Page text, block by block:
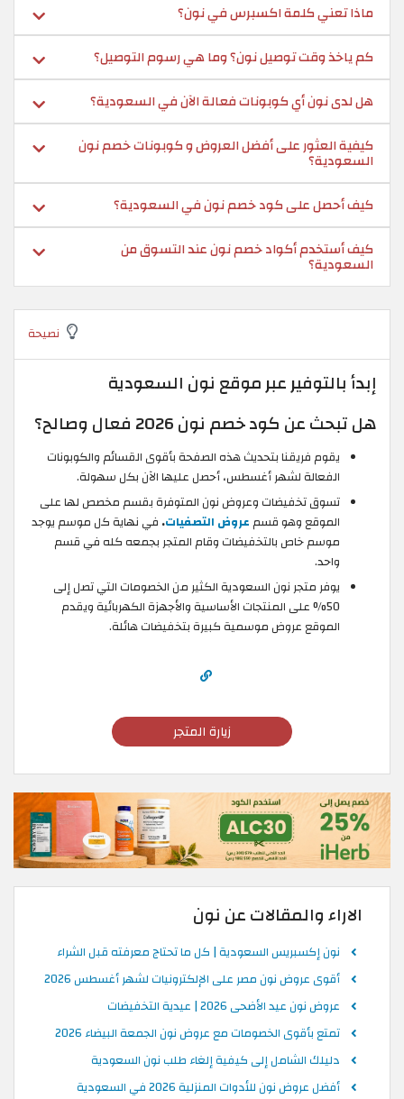
ماذا تعني كلمة اكسبرس في نون؟
كم ياخذ وقت توصيل نون؟ وما هي رسوم التوصيل؟
هل لدى نون أي كوبونات فعالة الآن في السعودية؟
كيفية العثور على أفضل العروض و كوبونات خصم نون
السعودية؟
كيف أحصل على كود خصم نون في السعودية؟
كيف أستخدم أكواد خصم نون عند التسوق من
السعودية؟
نصيحة
إبدأ بالتوفير عبر موقع نون السعودية
هل تبحث عن كود خصم نون 2026 فعال وصالح؟
يقوم فريقنا بتحديث هذه الصفحة بأقوى القسائم والكوبونات
الفعالة لشهر أغسطس، أحصل عليها الآن بكل سهولة.
تسوق تخفيضات وعروض نون المتوفرة بقسم مخصص لها على
الموقع وهو قسم عروض التصفيات. في نهاية كل موسم يوجد
موسم خاص بالتخفيضات وقام المتجر بجمعه كله في قسم
واحد.
يوفر متجر نون السعودية الكثير من الخصومات التي تصل إلى
50% على المنتجات الأساسية والأجهزة الكهربائية ويقدم
الموقع عروض موسمية كبيرة بتخفيضات هائلة.
زيارة المتجر
الاراء والمقالات عن نون
نون إكسبريس السعودية | كل ما تحتاج معرفته قبل الشراء
أقوى عروض نون مصر على الإلكترونيات لشهر أغسطس 2026
عروض نون عيد الأضحى 2026 | عيدية التخفيضات
تمتع بأقوى الخصومات مع عروض نون الجمعة البيضاء 2026
دليلك الشامل إلى كيفية إلغاء طلب نون السعودية
أفضل عروض نون للأدوات المنزلية 2026 في السعودية